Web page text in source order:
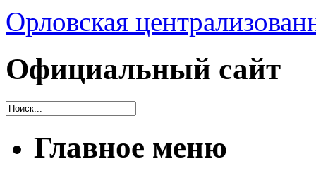
Орловская
Официальный сайт
Главное меню